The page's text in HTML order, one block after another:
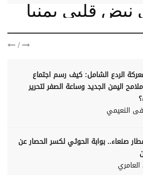
قلبي يمنيا
/
الردع الشامل: كيف رسم اجتماع
اليمن الجديد وساعة الصفر لتحرير
النعيمي
صنعاء.. بوابة الحوثي لكسر الحصار عن